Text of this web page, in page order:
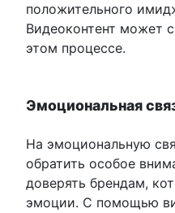
положительного
Видеоконтент может
этом процессе.
Эмоциональная
На эмоциональную
обратить особое
доверять брендам,
эмоции. С помощью